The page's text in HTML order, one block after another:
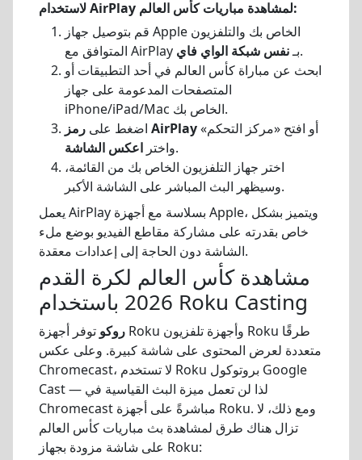
لاستخدام AirPlay لمشاهدة مباريات كأس العالم:
قم بتوصيل جهاز Apple الخاص بك والتلفزيون
المتوافق مع AirPlay بـنفس شبكة الواي فاي
.
ابحث عن مباراة كأس العالم في أحد التطبيقات أو
المتصفحات المدعومة على جهاز
iPhone/iPad/Mac الخاص بك.
اضغط على رمز AirPlay
واختر اعكس الشاشة
.
اختر جهاز التلفزيون الخاص بك من القائمة،
وسيظهر البث المباشر على الشاشة الأكبر.
يعمل AirPlay بسلاسة مع أجهزة Apple، ويتميز بشكل
خاص بقدرته على مشاركة مقاطع الفيديو بوضع ملء
الشاشة دون الحاجة إلى إعدادات معقدة.
مشاهدة كأس العالم لكرة القدم
2026 باستخدام Roku Casting
روكو توفر أجهزة Roku وأجهزة تلفزيون Roku طرقًا
متعددة لعرض المحتوى على شاشة كبيرة. وعلى عكس
Chromecast، لا تستخدم Roku بروتوكول Google
Cast — لذا لن تعمل ميزة البث القياسية في
Chromecast مباشرةً على أجهزة Roku. ومع ذلك، لا
تزال هناك طرق لمشاهدة بث مباريات كأس العالم
على شاشة مزودة بجهاز Roku: